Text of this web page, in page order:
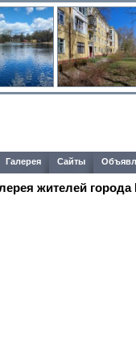
Галерея Сайты
жителей города